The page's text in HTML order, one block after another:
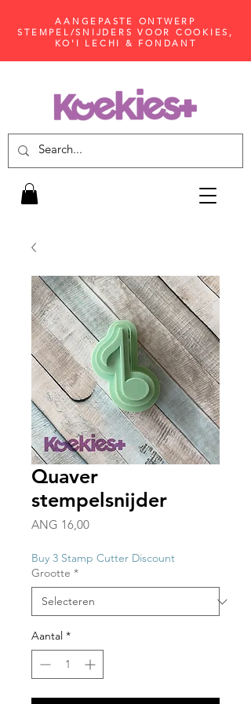
AANGEPASTE ONTWERP
STEMPEL/SNIJDERS VOOR COOKIES,
KO'I LECHI & FONDANT
Quaver
stempelsnijder
ANG 16,00Prijs
Buy 3 Stamp Cutter Discount
Grootte *
Aantal *